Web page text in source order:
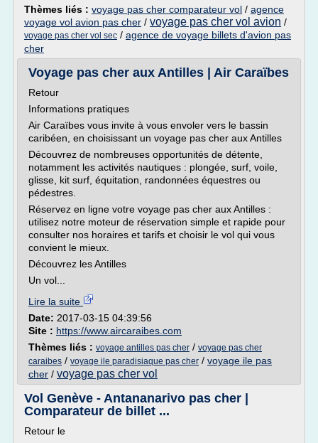
Thèmes liés : voyage pas cher comparateur vol / agence
voyage vol avion pas cher / voyage pas cher vol avion /
voyage pas cher vol sec / agence de voyage billets d'avion pas
cher
Voyage pas cher aux Antilles | Air Caraïbes
Retour
Informations pratiques
Air Caraïbes vous invite à vous envoler vers le bassin
caribéen, en choisissant un voyage pas cher aux Antilles
Découvrez de nombreuses opportunités de détente,
notamment les activités nautiques : plongée, surf, voile,
glisse, kit surf, équitation, randonnées équestres ou
pédestres.
Réservez en ligne votre voyage pas cher aux Antilles :
utilisez notre moteur de réservation simple et rapide pour
consulter nos horaires et tarifs et choisir le vol qui vous
convient le mieux.
Découvrez les Antilles
Un vol...
Lire la suite
Date: 2017-03-15 04:39:56
Site : https://www.aircaraibes.com
Thèmes liés : voyage antilles pas cher / voyage pas cher
caraibes / voyage ile paradisiaque pas cher / voyage ile pas
cher / voyage pas cher vol
Vol Genève - Antananarivo pas cher |
Comparateur de billet ...
Retour le